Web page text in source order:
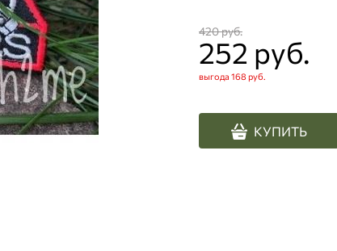
420 руб.
252 руб.
выгода 168 руб.
КУПИТЬ